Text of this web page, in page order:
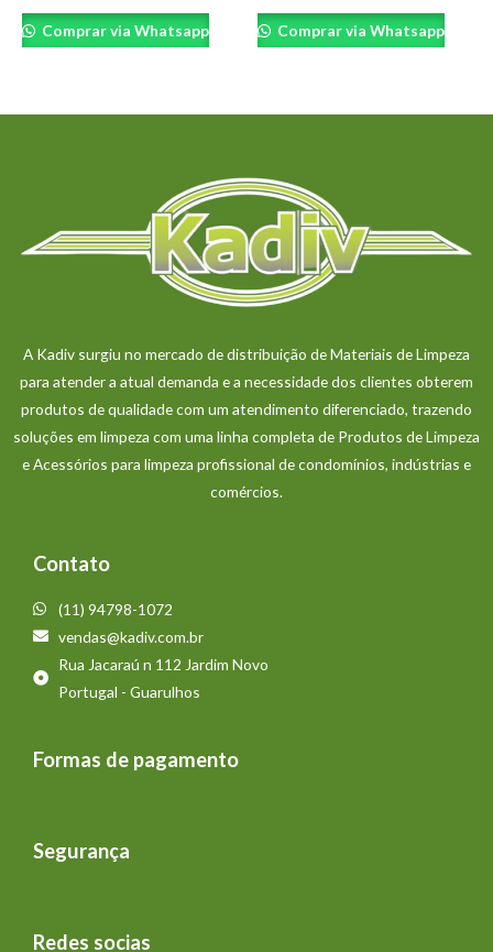
Comprar via Whatsapp Comprar via Whatsapp
A Kadiv surgiu no mercado de distribuição de Materiais de Limpeza
para atender a atual demanda e a necessidade dos clientes obterem
produtos de qualidade com um atendimento diferenciado, trazendo
soluções em limpeza com uma linha completa de Produtos de Limpeza
e Acessórios para limpeza profissional de condomínios, indústrias e
comércios.
Contato
(11) 94798-1072
vendas@kadiv.com.br
Rua Jacaraú n 112 Jardim Novo
Portugal - Guarulhos
Formas de pagamento
Segurança
Redes socias